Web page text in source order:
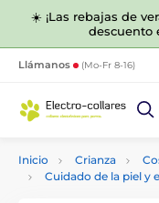
☀️ ¡Las rebajas de
descuento
Llámanos (Mo-Fr 8-16)
Inicio Crianza
Cuidado de la piel y